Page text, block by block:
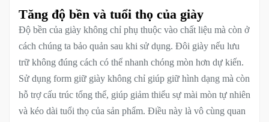
Tăng độ bền và tuổi thọ của giày
Độ bền của giày không chỉ phụ thuộc vào chất liệu mà còn ở
cách chúng ta bảo quản sau khi sử dụng. Đôi giày nếu lưu
trữ không đúng cách có thể nhanh chóng mòn hơn dự kiến.
Sử dụng form giữ giày không chỉ giúp giữ hình dạng mà còn
hỗ trợ cấu trúc tổng thể, giúp giảm thiểu sự mài mòn tự nhiên
và kéo dài tuổi thọ của sản phẩm. Điều này là vô cùng quan